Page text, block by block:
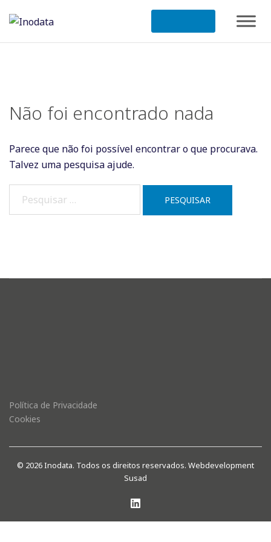
para
Não foi encontrado nada
Parece que não foi possível encontrar o que procurava.
Talvez uma pesquisa ajude.
por:
Política de Privacidade
Cookies
© 2026 Inodata. Todos os direitos reservados. Webdevelopment
Susad